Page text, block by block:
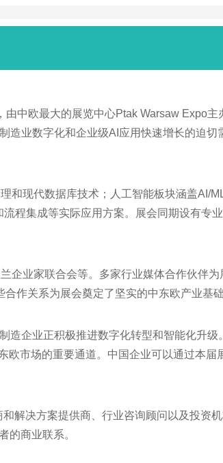
中欧最大的展览中心Ptak Warsaw Expo主
造业数字化和企业级AI应用快速增长的迫切
现代数据库技术；人工智能板块涵盖AI/
程集成等实际应用方案。展会同期设有专
企业家联合会等。多家行业媒体合作伙伴为
作关系为展会奠定了坚实的中东欧产业基础
企业正积极推进数字化转型和智能化升级
欧市场的重要通道。中国企业可以通过本届
解决方案提供商、行业咨询顾问以及投资机
的商业联系。